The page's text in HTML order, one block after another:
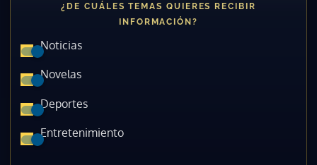
¿DE CUÁLES TEMAS QUIERES RECIBIR
INFORMACIÓN?
Noticias
Novelas
Deportes
Entretenimiento